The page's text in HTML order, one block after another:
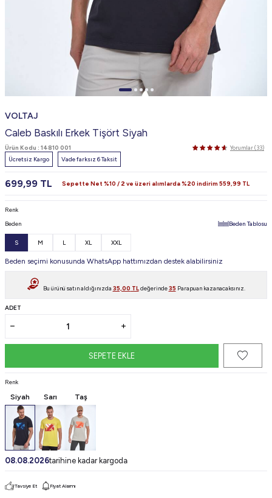
VOLTAJ
Caleb Baskılı Erkek Tişört Siyah
Ürün Kodu : 14810 001
Yorumlar (33)
Ücretsiz Kargo
Vade farksız 6 Taksit
699,99 TL Sepette Net %10 / 2 ve üzeri alımlarda %20 indirim 559,99 TL
Renk
Beden Beden Tablosu
S M L XL XXL
Beden seçimi konusunda WhatsApp hattımızdan destek alabilirsiniz
Bu ürünü satın aldığınızda35,00 TLdeğerinde35 Parapuan kazanacaksınız.
ADET
SEPETE EKLE
Renk
Siyah Sarı Taş
08.08.2026tarihine kadar kargoda
Tavsiye Et Fiyat Alarmı